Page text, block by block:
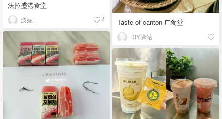
法拉盛港食堂
波妮_ 2 Taste of canton 广食堂
DIY驿站